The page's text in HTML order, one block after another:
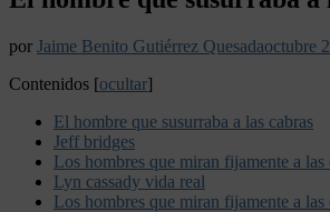
por Jaime Benito Gutiérrez Quesadaoctubre
Contenidos [ocultar]
El hombre que susurraba a las cabras
Jeff bridges
Los hombres que miran fijamente a las
Lyn cassady vida real
Los hombres que miran fijamente a las